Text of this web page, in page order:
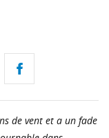
de vent et a un fade